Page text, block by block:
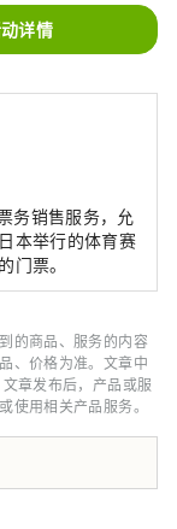
详情
务销售服务，允
本举行的体育赛
门票。
的商品、服务的内容
、价格为准。文章中
章发布后，产品或服
使用相关产品服务。